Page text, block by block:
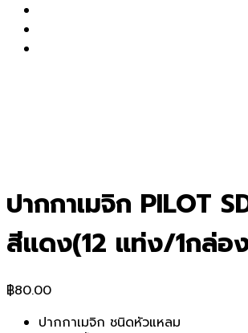
ปากกาเมจิก PILOT
สีแดง(12 แท่ง/1กล่อ
฿80.00
ปากกาเมจิก ชนิดหัวแหลม